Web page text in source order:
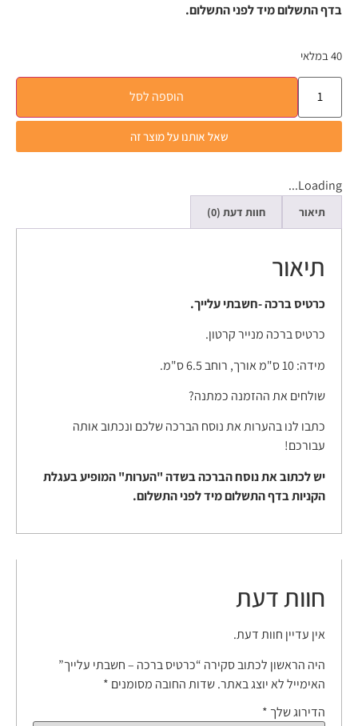
בדף התשלום מיד לפני התשלום.
40 במלאי
הוספה לסל
שאל אותנו על מוצר זה
Loading...
תיאור חוות דעת (0)
תיאור
כרטיס ברכה -חשבתי עלייך.
כרטיס ברכה מנייר קרטון.
מידה: 10 ס"מ אורך, רוחב 6.5 ס"מ.
שולחים את ההזמנה כמתנה?
כתבו לנו בהערות את נוסח הברכה שלכם ונכתוב אותה
עבורכם!
יש לכתוב את נוסח הברכה בשדה "הערות" המופיע בעגלת
הקניות בדף התשלום מיד לפני התשלום.
חוות דעת
אין עדיין חוות דעת.
היה הראשון לכתוב סקירה “כרטיס ברכה – חשבתי עלייך”
האימייל לא יוצג באתר.שדות החובה מסומנים *
הדירוג שלך *